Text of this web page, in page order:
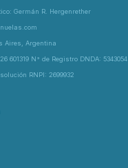
Germán R. Hergenrether
Aires, Argentina
601319 N° de Registro DNDA: 5343054
RNPI: 2699932